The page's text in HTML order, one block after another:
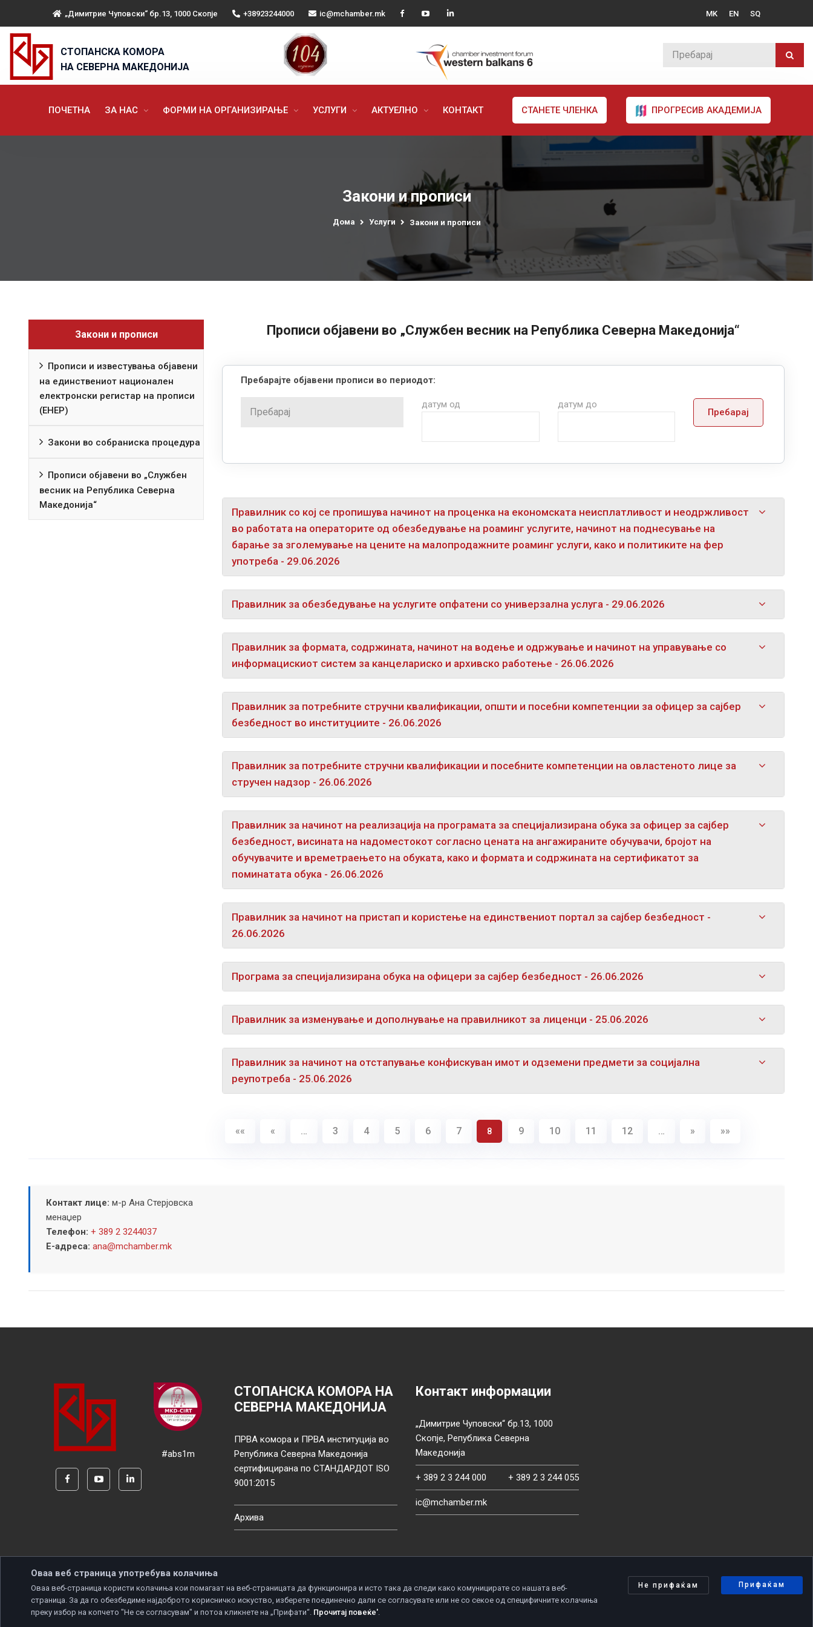
„Димитрие Чуповски“ бр.13, 1000 Скопје +38923244000 ic@mchamber.mk MK EN SQ
СТОПАНСКА КОМОРА
НА СЕВЕРНА МАКЕДОНИЈА
ПОЧЕТНА ЗА НАС ФОРМИ НА ОРГАНИЗИРАЊЕ УСЛУГИ АКТУЕЛНО КОНТАКТ СТАНЕТЕ ЧЛЕНКА ПРОГРЕСИВ АКАДЕМИЈА
Закони и прописи
Дома Услуги Закони и прописи
Закони и прописи
Прописи и известувања објавени
на единствениот национален
електронски регистар на прописи
(ЕНЕР)
Закони во собраниска процедура
Прописи објавени во „Службен
весник на Република Северна
Македонија“
Прописи објавени во „Службен весник на Република Северна Македонија“
Пребарајте објавени прописи во периодот:
датум од датум до
Пребарај
Правилник со кој се пропишува начинот на проценка на економската неисплатливост и неодржливост
во работата на операторите од обезбедување на роаминг услугите, начинот на поднесување на
барање за зголемување на цените на малопродажните роаминг услуги, како и политиките на фер
употреба - 29.06.2026
Правилник за обезбедување на услугите опфатени со универзална услуга - 29.06.2026
Правилник за формата, содржината, начинот на водење и одржување и начинот на управување со
информацискиот систем за канцелариско и архивско работење - 26.06.2026
Правилник за потребните стручни квалификации, општи и посебни компетенции за офицер за сајбер
безбедност во институциите - 26.06.2026
Правилник за потребните стручни квалификации и посебните компетенции на овластеното лице за
стручен надзор - 26.06.2026
Правилник за начинот на реализација на програмата за специјализирана обука за офицер за сајбер
безбедност, висината на надоместокот согласно цената на ангажираните обучувачи, бројот на
обучувачите и времетраењето на обуката, како и формата и содржината на сертификатот за
поминатата обука - 26.06.2026
Правилник за начинот на пристап и користење на единствениот портал за сајбер безбедност -
26.06.2026
Програма за специјализирана обука на офицери за сајбер безбедност - 26.06.2026
Правилник за изменување и дополнување на правилникот за лиценци - 25.06.2026
Правилник за начинот на отстапување конфискуван имот и одземени предмети за социјална
реупотреба - 25.06.2026
«« « … 3 4 5 6 7 8 9 10 11 12 … » »»
Контакт лице: м-р Ана Стерјовска
менаџер
Телефон: + 389 2 3244037
Е-адреса: ana@mchamber.mk
#abs1m
СТОПАНСКА КОМОРА НА
СЕВЕРНА МАКЕДОНИЈА
ПРВА комора и ПРВА институција во
Република Северна Македонија
сертифицирана по СТАНДАРДОТ ISO
9001:2015
Архива
Контакт информации
„Димитрие Чуповски“ бр.13, 1000
Скопје, Република Северна
Македонија
+ 389 2 3 244 000 + 389 2 3 244 055
ic@mchamber.mk
Copyright © 2026 Developed by Unet. All rights reserved. Политика за приватност
Оваа веб страница употребува колачиња
Оваа веб-страница користи колачиња кои помагаат на веб-страницата да функционира и исто така да следи како комуницирате со нашата веб-
страница. За да го обезбедиме најдоброто корисничко искуство, изберете поединечно дали се согласувате или не со секое од специфичните колачиња
преку избор на копчето "Не се согласувам" и потоа кликнете на „Прифати“. Прочитај повеќе'.
Не прифаќам Прифаќам